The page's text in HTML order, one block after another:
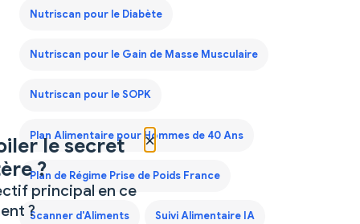
Nutriscan pour le Diabète
Nutriscan pour le Gain de Masse Musculaire
Nutriscan pour le SOPK
Plan Alimentaire pour Hommes de 40 Ans
Plan de Régime Prise de Poids France
Scanner d'Aliments Suivi Alimentaire IA
×
le secret
?
principal en ce
?